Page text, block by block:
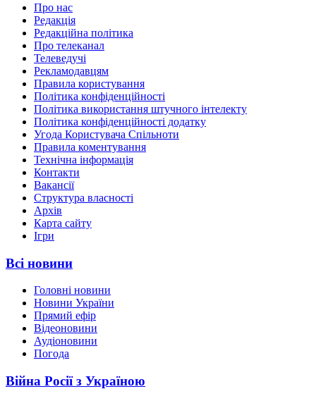
Про нас
Редакція
Редакційна політика
Про телеканал
Телеведучі
Рекламодавцям
Правила користування
Політика конфіденційності
Політика використання штучного інтелекту
Політика конфіденційності додатку
Угода Користувача Спільноти
Правила коментування
Технічна інформація
Контакти
Вакансії
Структура власності
Архів
Карта сайту
Ігри
Всі новини
Головні новини
Новини України
Прямий ефір
Відеоновини
Аудіоновини
Погода
Війна Росії з Україною